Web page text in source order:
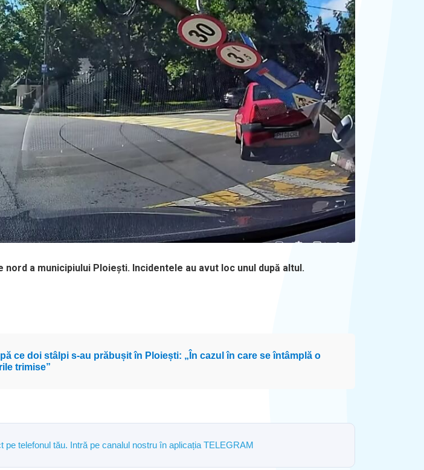
a municipiului Ploiești. Incidentele au avut loc unul după altul.
ce doi stâlpi s-au prăbușit în Ploiești: „În cazul în care se întâmplă o
trimise”
telefonul tău. Intră pe canalul nostru în aplicația TELEGRAM